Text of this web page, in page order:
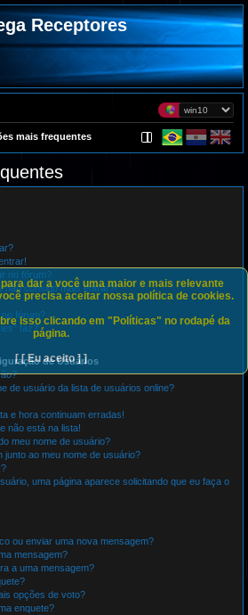
Receptores
mais frequentes
no fórum?
não consigo mais entrar?!
fórum?
faz?
de Usuários
de usuário da lista de usuários online?
e hora continuam erradas!
não está na lista!
meu nome de usuário?
junto ao meu nome de usuário?
uma página aparece solicitando que eu faça o
ou enviar uma nova mensagem?
mensagem?
a uma mensagem?
opções de voto?
enquete?
dar a você uma maior e mais relevante
precisa aceitar nossa política de cookies.
isso clicando em "Políticas" no rodapé da
página.
[ [ Eu aceito ] ]